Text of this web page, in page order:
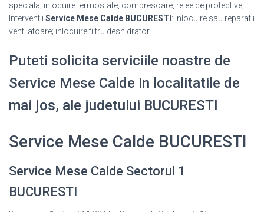
speciala; inlocuire termostate, compresoare, relee de protective;
Interventii Service Mese Calde BUCURESTI : inlocuire sau reparatii
ventilatoare; inlocuire filtru deshidrator.
Puteti solicita serviciile noastre de
Service Mese Calde in localitatile de
mai jos, ale judetului BUCURESTI
Service Mese Calde BUCURESTI
Service Mese Calde Sectorul 1
BUCURESTI